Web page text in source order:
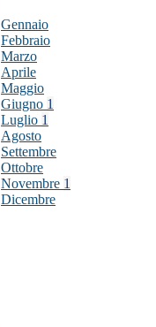
Gennaio
Febbraio
Marzo
Aprile
Maggio
Giugno 1
Luglio 1
Agosto
Settembre
Ottobre
Novembre 1
Dicembre